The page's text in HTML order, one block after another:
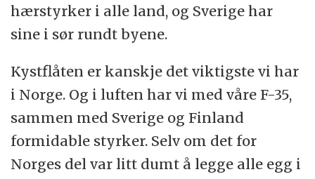
hærstyrker i alle land, og Sverige har
sine i sør rundt byene.
Kystflåten er kanskje det viktigste vi har
i Norge. Og i luften har vi med våre F-35,
sammen med Sverige og Finland
formidable styrker. Selv om det for
Norges del var litt dumt å legge alle egg i